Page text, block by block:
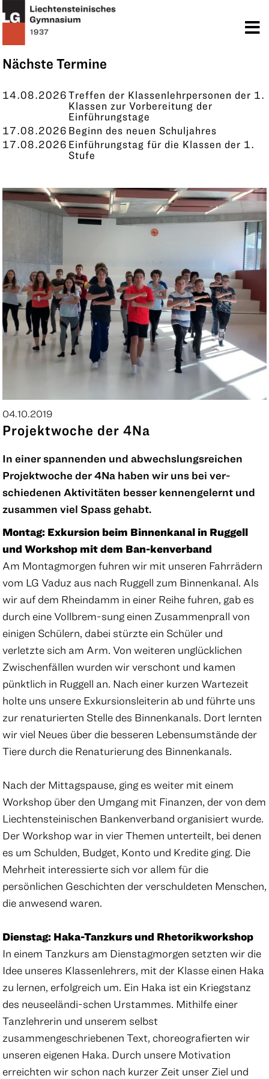
Nächste Termine
14.08.2026Treffen der Klassenlehrpersonen der 1.
Klassen zur Vorbereitung der
Einführungstage
17.08.2026 Beginn des neuen Schuljahres
17.08.2026 Einführungstag für die Klassen der 1.
Stufe
KONTAKT
04.10.2019
Projektwoche der 4Na
In einer spannenden und abwechslungsreichen
Projektwoche der 4Na haben wir uns bei ver-
schiedenen Aktivitäten besser kennengelernt und
zusammen viel Spass gehabt.
Montag: Exkursion beim Binnenkanal in Ruggell
und Workshop mit dem Ban-kenverband
Am Montagmorgen fuhren wir mit unseren Fahrrädern
vom LG Vaduz aus nach Ruggell zum Binnenkanal. Als
wir auf dem Rheindamm in einer Reihe fuhren, gab es
durch eine Vollbrem-sung einen Zusammenprall von
einigen Schülern, dabei stürzte ein Schüler und
verletzte sich am Arm. Von weiteren unglücklichen
Zwischenfällen wurden wir verschont und kamen
pünktlich in Ruggell an. Nach einer kurzen Wartezeit
holte uns unsere Exkursionsleiterin ab und führte uns
zur renaturierten Stelle des Binnenkanals. Dort lernten
wir viel Neues über die besseren Lebensumstände der
Tiere durch die Renaturierung des Binnenkanals.
Nach der Mittagspause, ging es weiter mit einem
Workshop über den Umgang mit Finanzen, der von dem
Liechtensteinischen Bankenverband organisiert wurde.
Der Workshop war in vier Themen unterteilt, bei denen
es um Schulden, Budget, Konto und Kredite ging. Die
Mehrheit interessierte sich vor allem für die
persönlichen Geschichten der verschuldeten Menschen,
die anwesend waren.
Dienstag: Haka-Tanzkurs und Rhetorikworkshop
In einem Tanzkurs am Dienstagmorgen setzten wir die
Idee unseres Klassenlehrers, mit der Klasse einen Haka
zu lernen, erfolgreich um. Ein Haka ist ein Kriegstanz
des neuseeländi-schen Urstammes. Mithilfe einer
Tanzlehrerin und unserem selbst
zusammengeschriebenen Text, choreografierten wir
unseren eigenen Haka. Durch unsere Motivation
erreichten wir schon nach kurzer Zeit unser Ziel und